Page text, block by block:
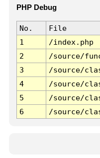
PHP Debug
No. File
1
/index.php
2
/source/
3
/source/
4
/source/
5
/source/
6
/source/